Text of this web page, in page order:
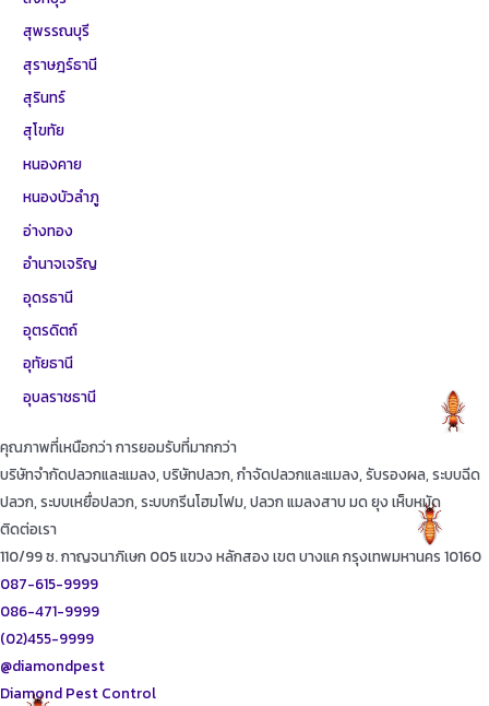
สุพรรณบุรี
สุราษฎร์ธานี
สุรินทร์
สุโขทัย
หนองคาย
หนองบัวลำภู
อ่างทอง
อำนาจเจริญ
อุดรธานี
อุตรดิตถ์
อุทัยธานี
อุบลราชธานี
คุณภาพที่เหนือกว่า การยอมรับที่มากกว่า
บริษัทจำกัดปลวกและแมลง, บริษัทปลวก, กำจัดปลวกและแมลง, รับรองผล, ระบบฉีด
ปลวก, ระบบเหยื่อปลวก, ระบบกรีนโฮมโฟม, ปลวก แมลงสาบ มด ยุง เห็บหมัด
ติดต่อเรา
110/99 ซ. กาญจนาภิเษก 005 แขวง หลักสอง เขต บางแค กรุงเทพมหานคร 10160
087-615-9999
086-471-9999
(02)455-9999
@diamondpest
Diamond Pest Control